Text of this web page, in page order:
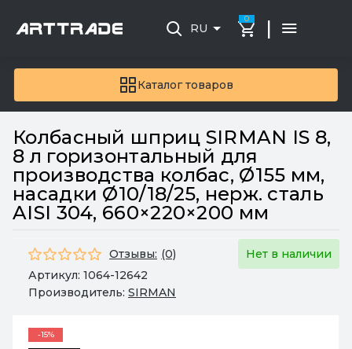
Каталог товаров
RU
0 |
Колбасный шприц SIRMAN IS 8,
8 л горизонтальный для
производства колбас, Ø155 мм,
насадки Ø10/18/25, нерж. сталь
AISI 304, 660×220×200 мм
Отзывы: (0)
Нет в наличии
Артикул: 1064-12642
Производитель: SIRMAN
-15%